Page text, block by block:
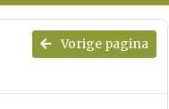
Vorige pagina